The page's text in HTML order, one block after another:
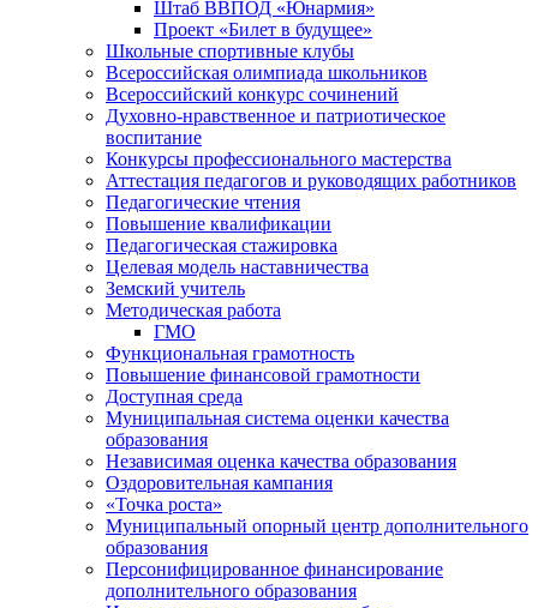
Штаб ВВПОД «Юнармия»
Проект «Билет в будущее»
Школьные спортивные клубы
Всероссийская олимпиада школьников
Всероссийский конкурс сочинений
Духовно-нравственное и патриотическое
воспитание
Конкурсы профессионального мастерства
Аттестация педагогов и руководящих работников
Педагогические чтения
Повышение квалификации
Педагогическая стажировка
Целевая модель наставничества
Земский учитель
Методическая работа
ГМО
Функциональная грамотность
Повышение финансовой грамотности
Доступная среда
Муниципальная система оценки качества
образования
Независимая оценка качества образования
Оздоровительная кампания
«Точка роста»
Муниципальный опорный центр дополнительного
образования
Персонифицированное финансирование
дополнительного образования